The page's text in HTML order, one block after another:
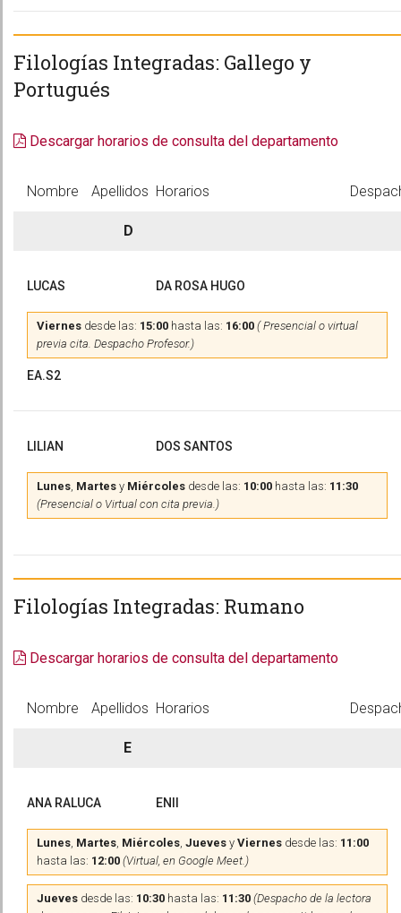
Filologías Integradas: Gallego y
Portugués
Descargar horarios de consulta del departamento
Nombre Apellidos Horarios
D
LUCAS DA ROSA HUGO
Viernes desde las: 15:00 hasta las: 16:00 ( Presencial o virtual
previa cita. Despacho Profesor.)
EA.S2
LILIAN DOS SANTOS
Lunes, Martes y Miércoles desde las: 10:00 hasta las: 11:30
(Presencial o Virtual con cita previa.)
Filologías Integradas: Rumano
Descargar horarios de consulta del departamento
Nombre Apellidos Horarios
E
ANA RALUCA ENII
Lunes, Martes, Miércoles, Jueves y Viernes desde las: 11:00
hasta las: 12:00 (Virtual, en Google Meet.)
Jueves desde las: 10:30 hasta las: 11:30 (Despacho de la lectora